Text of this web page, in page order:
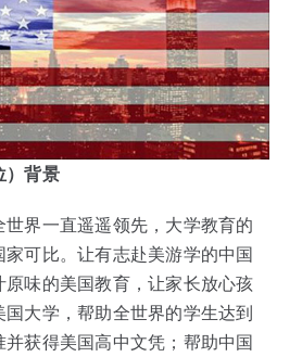
）背景
界一直遥遥领先，大学教育的
可比。让有志赴美游学的中国
味的美国教育，让家长放心孩
大学，帮助全世界的学生达到
获得美国高中文凭；帮助中国